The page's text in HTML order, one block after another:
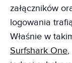
załączników
logowania
Właśnie w
Surfshark One